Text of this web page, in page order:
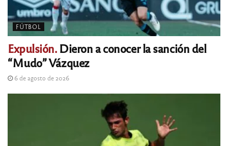
FÚTBOL
Expulsión.Dieron a conocer la sanción del
“Mudo” Vázquez
6 de agosto de 2026